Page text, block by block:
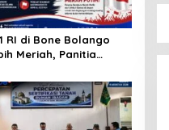
RI di Bone Bolango
Meriah, Panitia